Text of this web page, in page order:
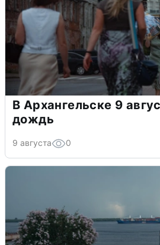
В Архангельске 9
дождь
9 августа 0